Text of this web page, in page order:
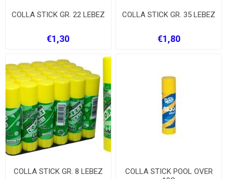
COLLA STICK GR. 22 LEBEZ
€1,30
COLLA STICK GR. 35 LEBEZ
€1,80
COLLA STICK GR. 8 LEBEZ
COLLA STICK POOL OVER